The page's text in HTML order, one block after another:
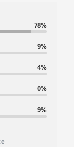
78%
9%
4%
0%
9%